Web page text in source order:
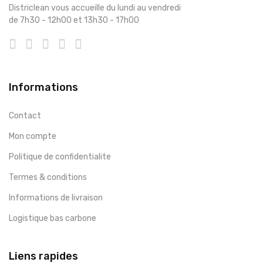
Districlean vous accueille du lundi au vendredi
de 7h30 - 12h00 et 13h30 - 17h00
Informations
Contact
Mon compte
Politique de confidentialite
Termes & conditions
Informations de livraison
Logistique bas carbone
Liens rapides